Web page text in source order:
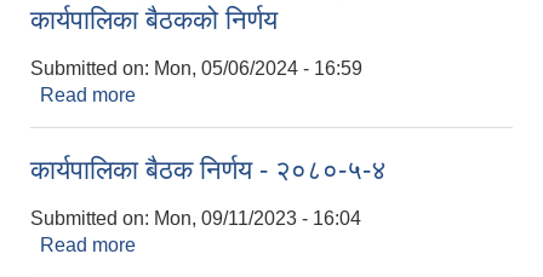
कार्यपालिका बैठकको निर्णय
Submitted on: Mon, 05/06/2024 - 16:59
Read more
कार्यपालिका बैठक निर्णय - २०८०-५-४
Submitted on: Mon, 09/11/2023 - 16:04
Read more